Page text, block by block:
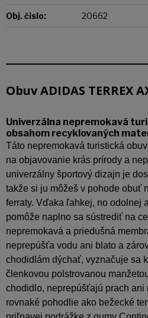
Obj. čislo: 20662
Obuv ADIDAS TERREX
Univerzálna nepremokavá
obsahom recyklovaných
Táto nepremokavá turistická
na objavovanie krás prírody a
univerzálny športový dizajn je
takže si ju môžeš v pohode obuť
ferraty. Vďaka ľahkej, no odolnej
pomôže naplno sa sústrediť na
nepremokavá a priedušná
neprepúšťa vodu ani blato a
chodidlám dýchať, vyznačuje sa
členkovou polstrovanou
chodidlo, neprepúšťajú prach ani
rovnaké pohodlie ako bežecké